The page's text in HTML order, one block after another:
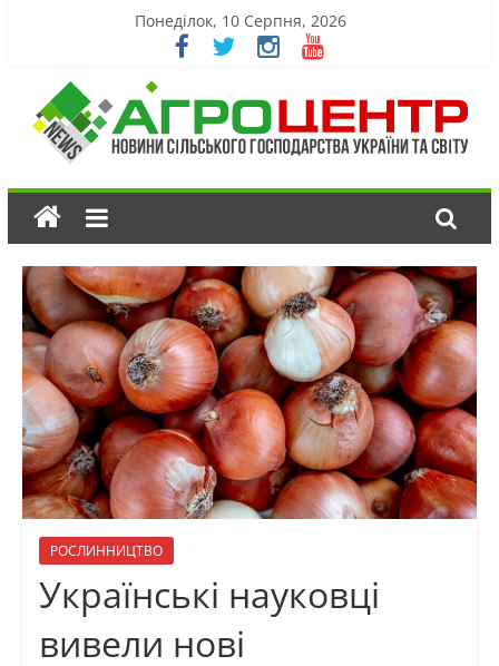
Понеділок, 10 Серпня, 2026
РОСЛИННИЦТВО
Українські науковці
вивели нові